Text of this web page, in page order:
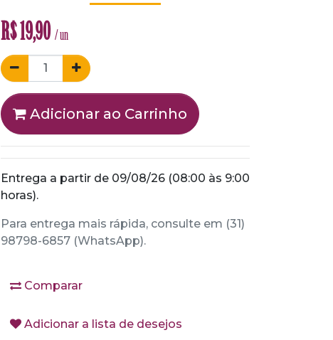
R$19,90 / un
Adicionar ao Carrinho
Entrega a partir de 09/08/26 (08:00 às 9:00
horas).
Para entrega mais rápida, consulte em (31)
98798-6857 (WhatsApp).
Comparar
Adicionar a lista de desejos